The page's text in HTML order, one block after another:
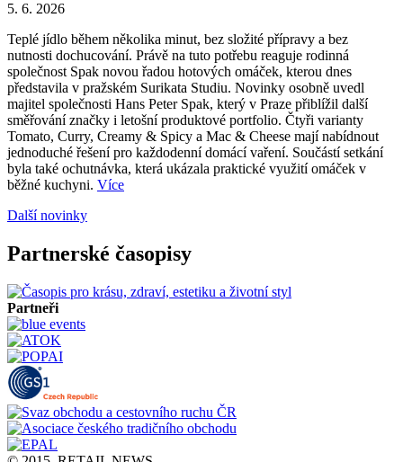
5. 6. 2026
Teplé jídlo během několika minut, bez složité přípravy a bez
nutnosti dochucování. Právě na tuto potřebu reaguje rodinná
společnost Spak novou řadou hotových omáček, kterou dnes
představila v pražském Surikata Studiu. Novinky osobně uvedl
majitel společnosti Hans Peter Spak, který v Praze přiblížil další
směřování značky i letošní produktové portfolio. Čtyři varianty
Tomato, Curry, Creamy & Spicy a Mac & Cheese mají nabídnout
jednoduché řešení pro každodenní domácí vaření. Součástí setkání
byla také ochutnávka, která ukázala praktické využití omáček v
běžné kuchyni. Více
Další novinky
Partnerské časopisy
Partneři